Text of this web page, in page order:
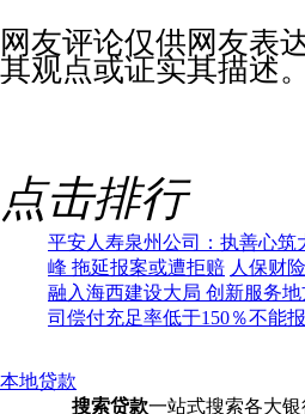
网友评论仅供网友表
其观点或证实其描述。
点击排行
平安人寿泉州公司：执善心筑
峰 拖延报案或遭拒赔 人保财
融入海西建设大局 创新服务
司偿付充足率低于150％不能
本地贷款
搜索贷款一站式搜索各大